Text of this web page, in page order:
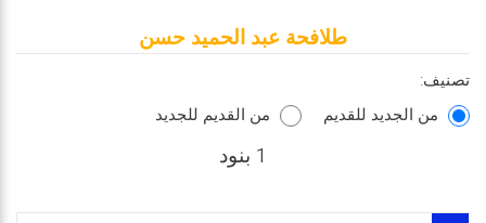
طلافحة عبد الحميد حسن
تصنيف:
من الجديد للقديم
من القديم للجديد
1 بنود